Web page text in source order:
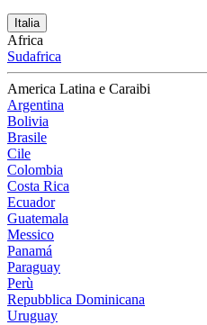
Italia
Africa
Sudafrica
America Latina e Caraibi
Argentina
Bolivia
Brasile
Cile
Colombia
Costa Rica
Ecuador
Guatemala
Messico
Panamá
Paraguay
Perù
Repubblica Dominicana
Uruguay